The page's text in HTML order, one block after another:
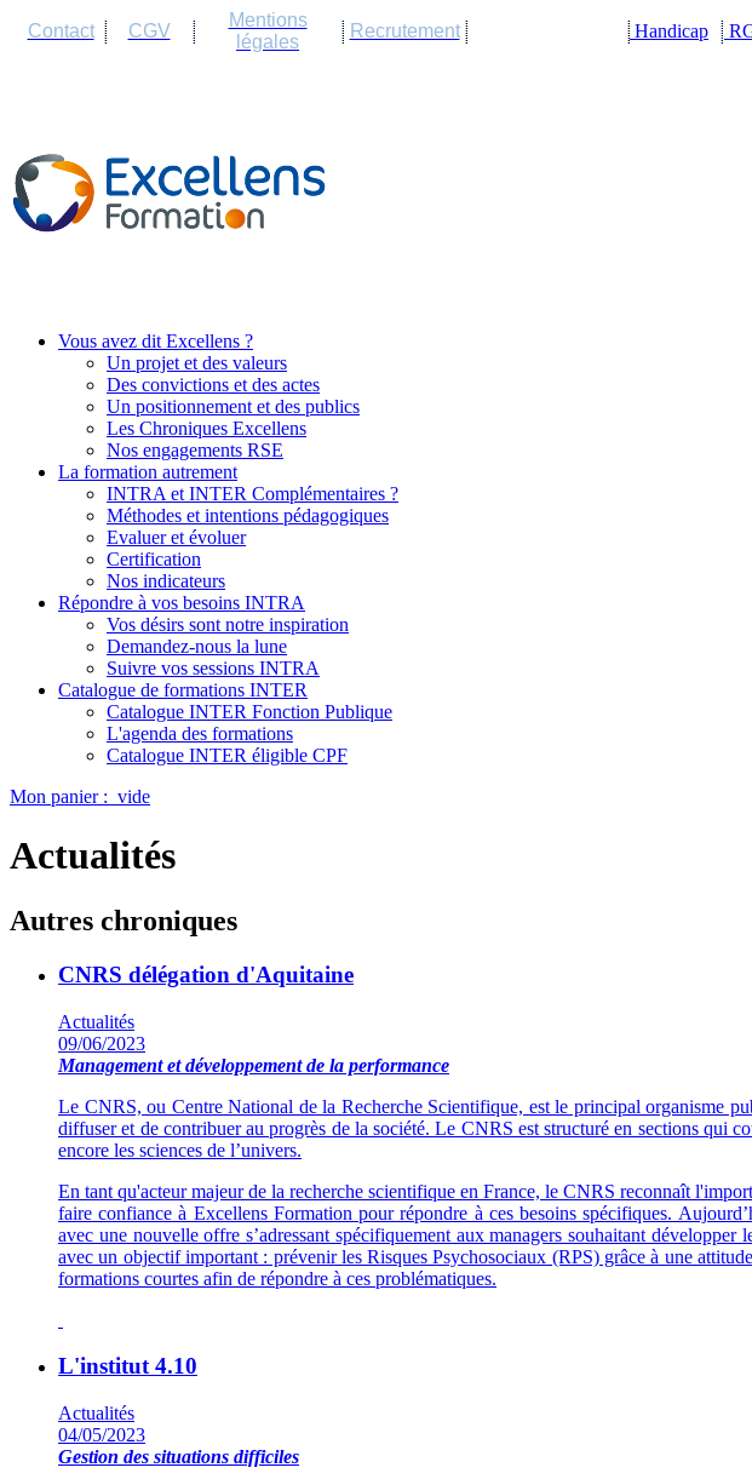
Contact CGV
Mentions
légales
Recrutement Handicap R
Vous avez dit Excellens ?
Un projet et des valeurs
Des convictions et des actes
Un positionnement et des publics
Les Chroniques Excellens
Nos engagements RSE
La formation autrement
INTRA et INTER Complémentaires ?
Méthodes et intentions pédagogiques
Evaluer et évoluer
Certification
Nos indicateurs
Répondre à vos besoins INTRA
Vos désirs sont notre inspiration
Demandez-nous la lune
Suivre vos sessions INTRA
Catalogue de formations INTER
Catalogue INTER Fonction Publique
L'agenda des formations
Catalogue INTER éligible CPF
Mon panier : vide
Actualités
Autres chroniques
CNRS délégation d'Aquitaine
Actualités
09/06/2023
Management et développement de la performance
Le CNRS, ou Centre National de la Recherche Scientifique, est le principal organisme
diffuser et de contribuer au progrès de la société. Le CNRS est structuré en sections qui
encore les sciences de l’univers.
En tant qu'acteur majeur de la recherche scientifique en France, le CNRS reconnaît
faire confiance à Excellens Formation pour répondre à ces besoins spécifiques.
avec une nouvelle offre s’adressant spécifiquement aux managers souhaitant
avec un objectif important : prévenir les Risques Psychosociaux (RPS) grâce à une
formations courtes afin de répondre à ces problématiques.
L'institut 4.10
Actualités
04/05/2023
Gestion des situations difficiles